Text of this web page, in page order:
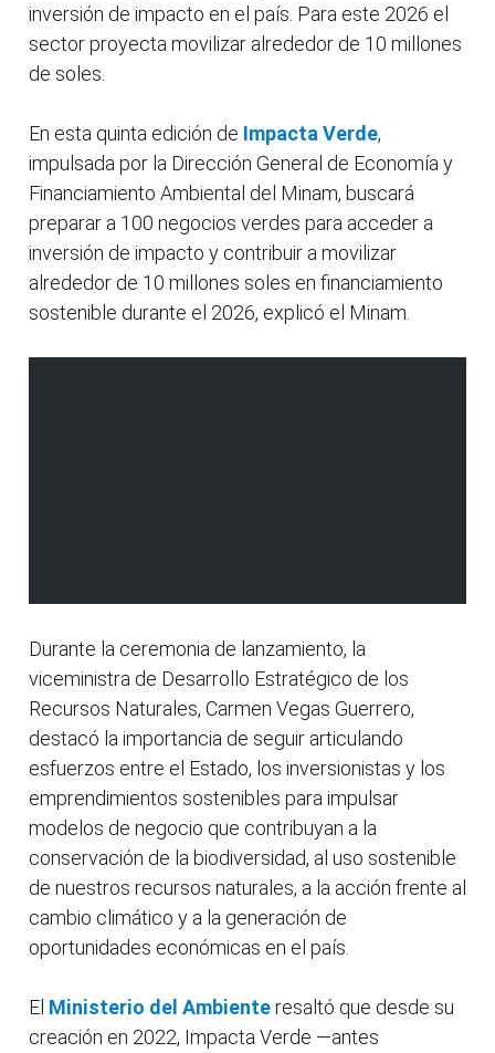
inversión de impacto en el país. Para este 2026 el
sector proyecta movilizar alrededor de 10 millones
de soles.
En esta quinta edición de Impacta Verde,
impulsada por la Dirección General de Economía y
Financiamiento Ambiental del Minam, buscará
preparar a 100 negocios verdes para acceder a
inversión de impacto y contribuir a movilizar
alrededor de 10 millones soles en financiamiento
sostenible durante el 2026, explicó el Minam.
Durante la ceremonia de lanzamiento, la
viceministra de Desarrollo Estratégico de los
Recursos Naturales, Carmen Vegas Guerrero,
destacó la importancia de seguir articulando
esfuerzos entre el Estado, los inversionistas y los
emprendimientos sostenibles para impulsar
modelos de negocio que contribuyan a la
conservación de la biodiversidad, al uso sostenible
de nuestros recursos naturales, a la acción frente al
cambio climático y a la generación de
oportunidades económicas en el país.
El Ministerio del Ambienteresaltó que desde su
creación en 2022, Impacta Verde —antes